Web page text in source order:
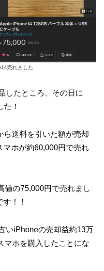
売れました
したところ、その日に
！
ら送料を引いた額が売却
マホが約60,000円で売れ
値の75,000円で売れまし
！！
いiPhoneの売却益約13万
マホを購入したことにな